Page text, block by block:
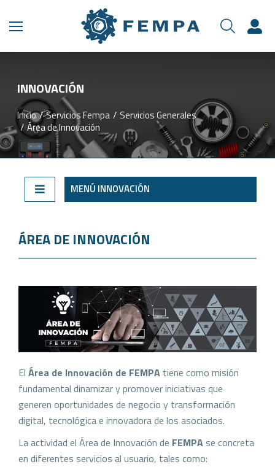
INNOVACIÓN​
Estás aquí:
Inicio Servicios Fempa
Servicios Generales
Área de Innovación
MENÚ INNOVACIÓN
ÁREA DE INNOVACIÓN
El Área de Innovación de FEMPA tiene como misión
fundamental dinamizar y promover iniciativas que
generen oportunidades de negocio y transformación
digital, tecnológica e innovadora de los asociados.
La actividad el Área de Innovación de FEMPAse concreta
en diferentes servicios al usuario, tales como: